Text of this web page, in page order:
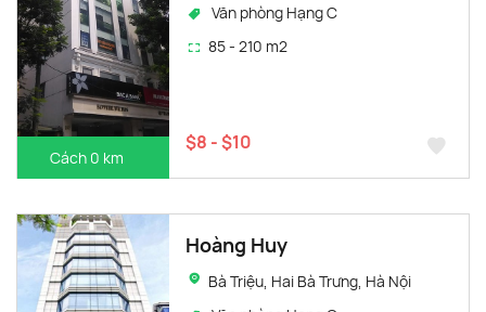
Cách 0 km
Văn phòng Hạng C
85 - 210 m2
$8 - $10
Hoàng Huy
Bà Triệu, Hai Bà Trưng, Hà Nội